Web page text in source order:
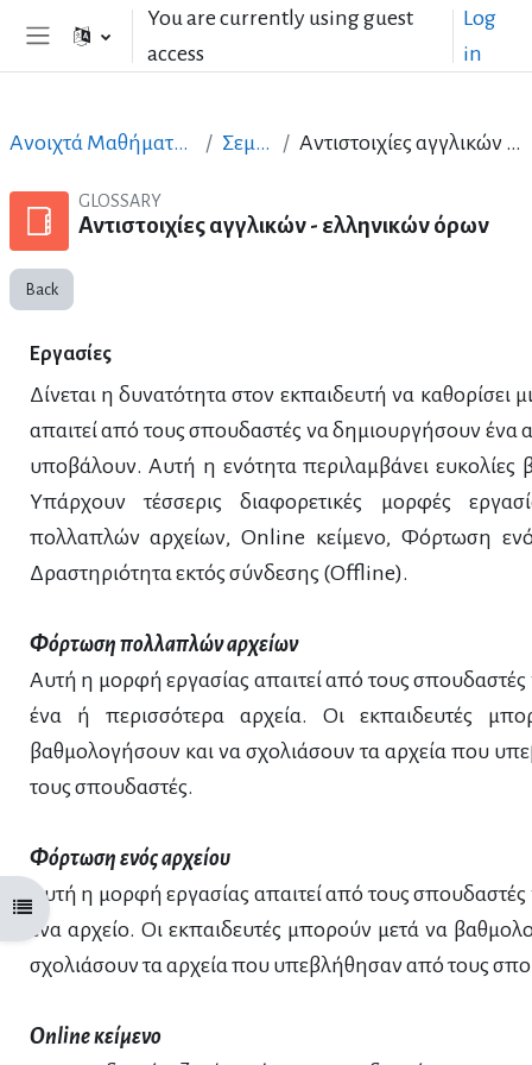
Skip to main contentYou are currently using guest
access
Log
in
Open course index
Ανοιχτά Μαθήματα στα Ελληνικά Σεμινάριο Αντιστοιχίες αγγλικών - ελληνικών όρων
GLOSSARY
Αντιστοιχίες αγγλικών - ελληνικών όρων
Back
Εργασίες
Δίνεται η δυνατότητα στον εκπαιδευτή να καθορίσει
απαιτεί από τους σπουδαστές να δημιουργήσουν ένα
υποβάλουν. Αυτή η ενότητα περιλαμβάνει ευκολίες
Υπάρχουν τέσσερις διαφορετικές μορφές
πολλαπλών αρχείων, Online κείμενο, Φόρτωση
Δραστηριότητα εκτός σύνδεσης (Offline).
Φόρτωση πολλαπλών αρχείων
Αυτή η μορφή εργασίας απαιτεί από τους
ένα ή περισσότερα αρχεία. Οι εκπαιδευτές
βαθμολογήσουν και να σχολιάσουν τα αρχεία που
τους σπουδαστές.
Φόρτωση ενός αρχείου
Αυτή η μορφή εργασίας απαιτεί από τους
ένα αρχείο. Οι εκπαιδευτές μπορούν μετά να
σχολιάσουν τα αρχεία που υπεβλήθησαν από τους
Online κείμενο